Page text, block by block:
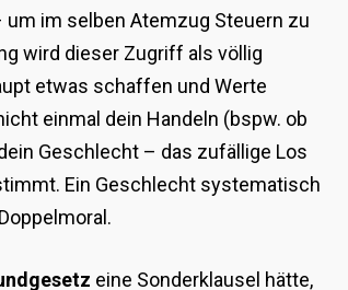
um im selben Atemzug Steuern zu
wird dieser Zugriff als völlig
etwas schaffen und Werte
einmal dein Handeln (bspw. ob
Geschlecht – das zufällige Los
Ein Geschlecht systematisch
eine Sonderklausel hätte,